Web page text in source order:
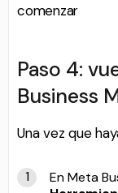
comenzar
Paso 4:
Business
Una vez que
En Meta